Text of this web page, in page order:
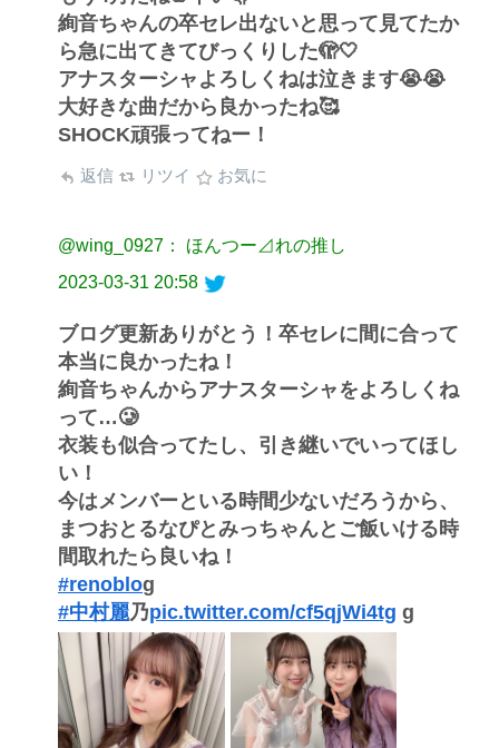
絢音ちゃんの卒セレ出ないと思って見てたか
ら急に出てきてびっくりした🫣🤍
アナスターシャよろしくねは泣きます😭😭
大好きな曲だから良かったね🥰
SHOCK頑張ってねー！
返信 リツイ お気に
@wing_0927： ほんつー⊿れの推し
2023-03-31 20:58
ブログ更新ありがとう！卒セレに間に合って
本当に良かったね！
絢音ちゃんからアナスターシャをよろしくね
って…🥲
衣装も似合ってたし、引き継いでいってほし
い！
今はメンバーといる時間少ないだろうから、
まつおとるなぴとみっちゃんとご飯いける時
間取れたら良いね！
#renoblog
#中村麗乃pic.twitter.com/cf5qjWi4tg g